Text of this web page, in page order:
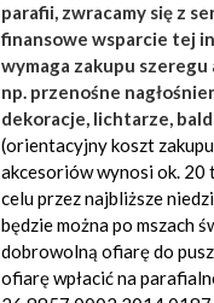
parafii, zwracamy się z
finansowe wsparcie tej
wymaga zakupu
np. przenośne
dekoracje, lichtarze,
(orientacyjny koszt
akcesoriów wynosi ok. 20
celu przez najbliższe
będzie można po mszach
dobrowolną ofiarę do
ofiarę wpłacić na